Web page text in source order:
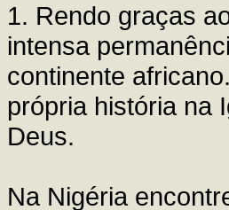
1. Rendo graças
intensa
continente
própria história na
Deus.
Na Nigéria